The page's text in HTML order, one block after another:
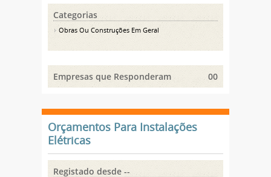
Categorias
Obras Ou Construções Em Geral
Empresas que Responderam 00
Orçamentos Para Instalações
Elétricas
Registado desde --